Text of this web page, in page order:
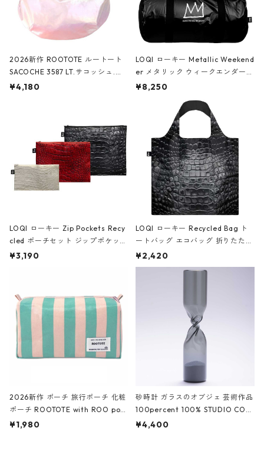
2026新作 ROOTOTE ルートート
SACOCHE 3587 LT.サコッシュ.ル
ミエ-B ショルダーバッグ グロスピ
¥4,180
LOQI ローキー Metallic Weekend
er メタリック ウィークエンダー
ボストンバッグ ショルダーバッグ
Black ジャン=ミッシェル・バスキ
ア/クラウン ブラック
¥8,250
LOQI ローキー Zip Pockets Recy
cled ポーチセット ジップポケット
ファスナーポーチ 撥水加工 トラベ
ーガンディー、オフホワイト
¥3,190
LOQI ローキー Recycled Bag ト
ートバッグ エコバッグ 折りたたみ
大きめ 撥水加工 収納ポーチ CRO
CODILE/Black クロコダイル/ブラ
¥2,420
2026新作 ポーチ 旅行ポーチ 化粧
ポーチ ROOTOTE with ROO pou
ch 3532 ルートート WR.ポーチ.ラ
¥1,980
砂時計 ガラスのオブジェ 芸術作品
100percent 100% STUDIO COH
AKU Timeless 100パーセント ス
¥4,400